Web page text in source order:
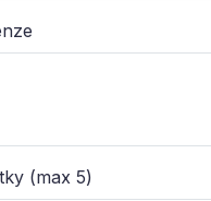
(max 5)